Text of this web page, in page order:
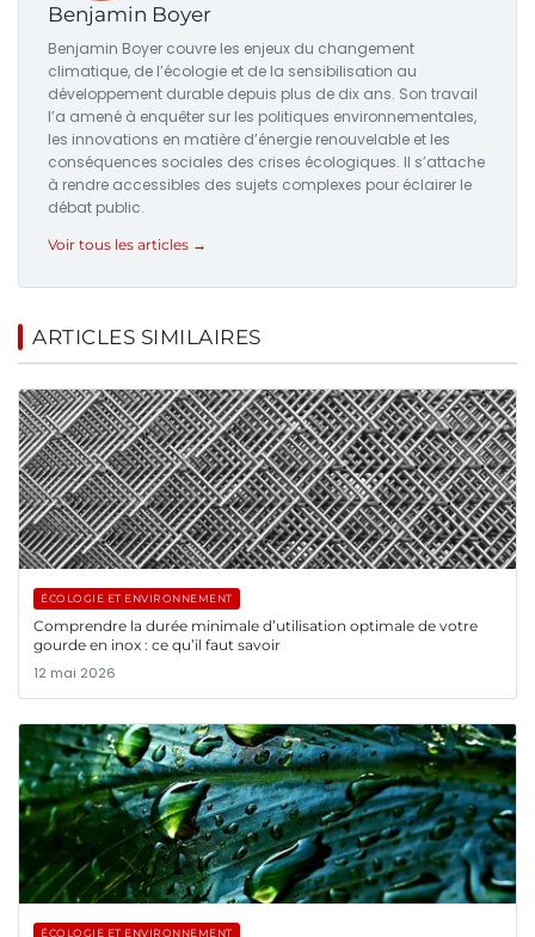
Benjamin Boyer
Benjamin Boyer couvre les enjeux du changement
climatique, de l’écologie et de la sensibilisation au
développement durable depuis plus de dix ans. Son travail
l’a amené à enquêter sur les politiques environnementales,
les innovations en matière d’énergie renouvelable et les
conséquences sociales des crises écologiques. Il s’attache
à rendre accessibles des sujets complexes pour éclairer le
débat public.
Voir tous les articles →
ARTICLES SIMILAIRES
ÉCOLOGIE ET ENVIRONNEMENT
Comprendre la durée minimale d’utilisation optimale de votre
gourde en inox : ce qu’il faut savoir
12 mai 2026
ÉCOLOGIE ET ENVIRONNEMENT